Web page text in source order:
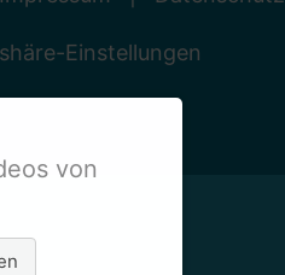
Einstellungen
von